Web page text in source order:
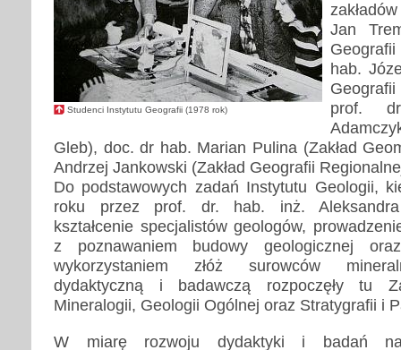
Studenci Instytutu Geografii (1978 rok)
Jan
hab.
prof.
Gleb), doc. dr hab. Marian Pulina (Zakład
Andrzej Jankowski (Zakład Geografii
Do podstawowych zadań Instytutu Geologii,
roku przez prof. dr. hab. inż. Aleksandra
kształcenie specjalistów geologów,
z poznawaniem budowy geologicznej
wykorzystaniem złóż surowców
dydaktyczną i badawczą rozpoczęły tu
Mineralogii, Geologii Ogólnej oraz Stratygrafii i
W miarę rozwoju dydaktyki i badań